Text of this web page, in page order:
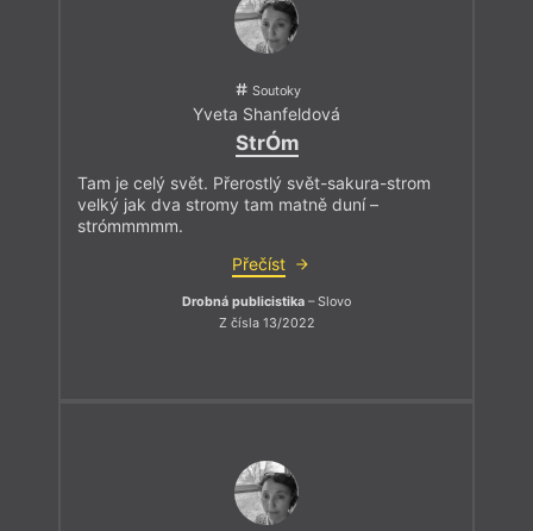
Soutoky
Yveta Shanfeldová
StrÓm
Tam je celý svět. Přerostlý svět-sakura-strom
velký jak dva stromy tam matně duní –
strómmmmm.
Přečíst
Drobná publicistika – Slovo
Z čísla 13/2022